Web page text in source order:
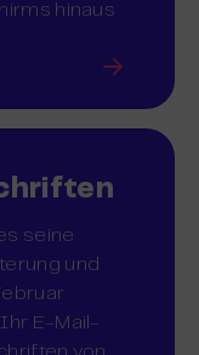
hinaus
seine
und
E-Mail-